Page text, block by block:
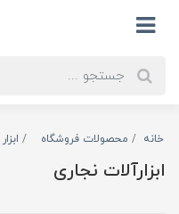
خانه محصولات فروشگاه
ابزارآلات نجاری